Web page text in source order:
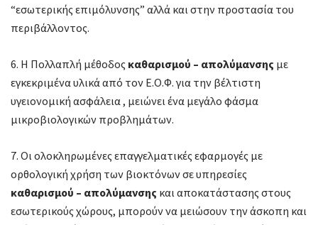
“εσωτερικής επιμόλυνσης” αλλά και στην προστασία του
περιβάλλοντος.
6. Η Πολλαπλή μέθοδοςκαθαρισμού – απολύμανσης με
εγκεκριμένα υλικά από τον Ε.Ο.Φ. για την βέλτιστη
υγειονομική ασφάλεια , μειώνει ένα μεγάλο φάσμα
μικροβιολογικών προβλημάτων.
7. Οι ολοκληρωμένες επαγγελματικές εφαρμογές με
ορθολογική χρήση των βιοκτόνων σε υπηρεσίες
καθαρισμού – απολύμανσης και αποκατάστασης στους
εσωτερικούς χώρους, μπορούν να μειώσουν την άσκοπη και